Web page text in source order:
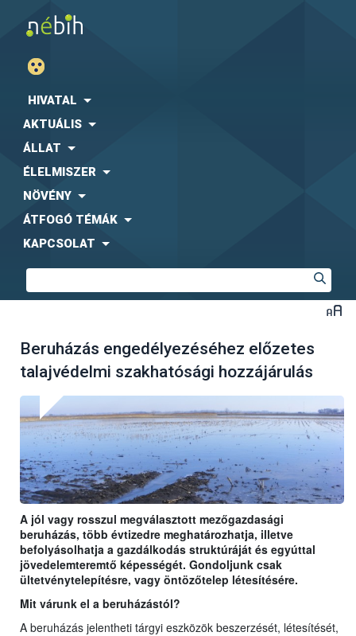
HIVATAL
AKTUÁLIS
ÁLLAT
ÉLELMISZER
NÖVÉNY
ÁTFOGÓ TÉMÁK
KAPCSOLAT
Beruházás engedélyezéséhez előzetes
talajvédelmi szakhatósági hozzájárulás
A jól vagy rosszul megválasztott mezőgazdasági
beruházás, több évtizedre meghatározhatja, illetve
befolyásolhatja a gazdálkodás struktúráját és egyúttal
jövedelemteremtő képességét. Gondoljunk csak
ültetvénytelepítésre, vagy öntözőtelep létesítésére.
Mit várunk el a beruházástól?
A beruházás jelentheti tárgyi eszközök beszerzését, létesítését,